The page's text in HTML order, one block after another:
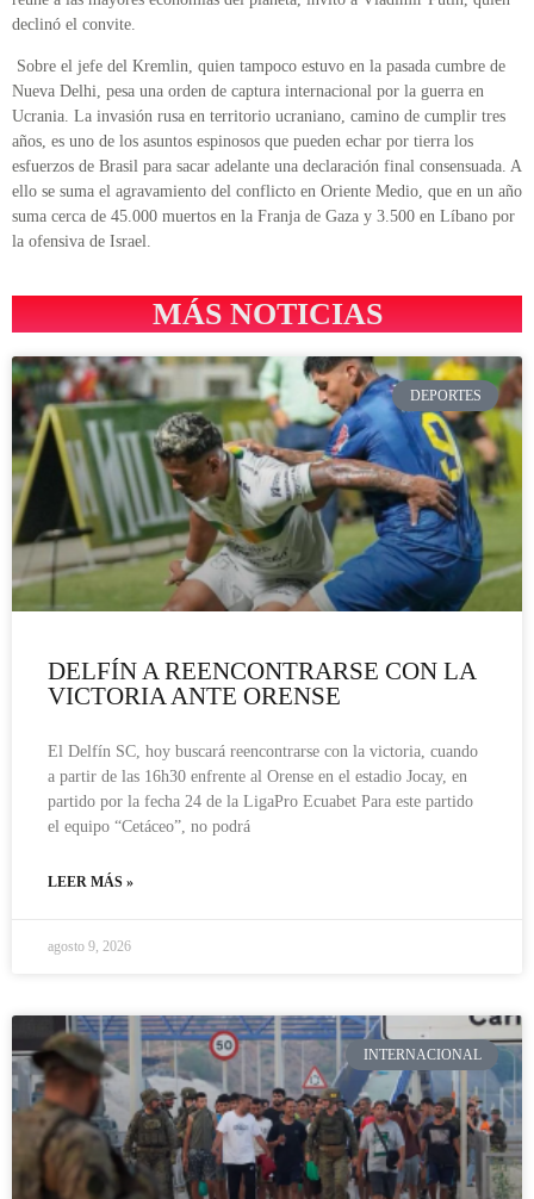
declinó el convite.
Sobre el jefe del Kremlin, quien tampoco estuvo en la pasada cumbre de
Nueva Delhi, pesa una orden de captura internacional por la guerra en
Ucrania. La invasión rusa en territorio ucraniano, camino de cumplir tres
años, es uno de los asuntos espinosos que pueden echar por tierra los
esfuerzos de Brasil para sacar adelante una declaración final consensuada. A
ello se suma el agravamiento del conflicto en Oriente Medio, que en un año
suma cerca de 45.000 muertos en la Franja de Gaza y 3.500 en Líbano por
la ofensiva de Israel.
MÁS NOTICIAS
DEPORTES
DELFÍN A REENCONTRARSE CON LA
VICTORIA ANTE ORENSE
El Delfín SC, hoy buscará reencontrarse con la victoria, cuando
a partir de las 16h30 enfrente al Orense en el estadio Jocay, en
partido por la fecha 24 de la LigaPro Ecuabet Para este partido
el equipo “Cetáceo”, no podrá
LEER MÁS »
agosto 9, 2026
INTERNACIONAL